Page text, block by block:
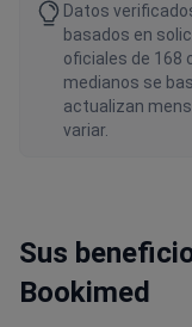
Datos
basados en
oficiales de 168
medianos se
actualizan
variar.
Sus
Bookimed